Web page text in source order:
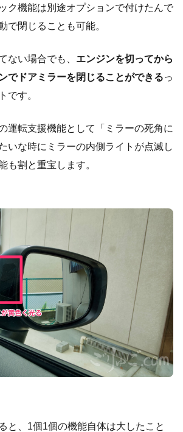
ク機能は別途オプションで付けたんで
で閉じることも可能。
ない場合でも、 エンジンを切ってから
でドアミラーを閉じることができるっ
です。
運転支援機能として「ミラーの死角に
いな時にミラーの内側ライトが点滅し
も割と重宝します。
と、1個1個の機能自体は大したこと